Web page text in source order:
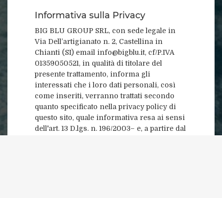
Informativa sulla Privacy
BIG BLU GROUP SRL, con sede legale in
Via Dell’artigianato n. 2, Castellina in
Chianti (SI) email info@bigblu.it, cf/P.IVA
01359050521, in qualità di titolare del
presente trattamento, informa gli
interessati che i loro dati personali, così
come inseriti, verranno trattati secondo
quanto specificato nella privacy policy di
questo sito, quale informativa resa ai sensi
dell'art. 13 D.lgs. n. 196/2003– e, a partire dal